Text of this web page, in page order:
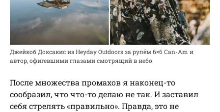
Джейкоб Доксакис из Heyday Outdoors за рулём 6×6 Can-Am и
автор, офигевшими глазами смотрящий в небо.
После множества промахов я наконец-то
сообразил, что что-то делаю не так. И заставил
себя стрелять «правильно». Правда, это не